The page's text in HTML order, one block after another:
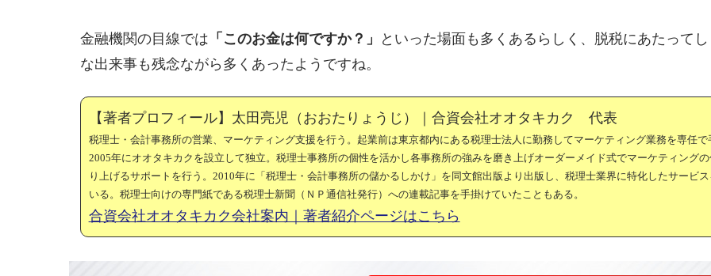
金融機関の目線では 「このお金は何ですか？」
といった場面も多くあるらしく、脱税にあたって
な出来事も残念ながら多くあったようですね。
【著者プロフィール】太田亮児（おおたりょうじ）｜合資会社オオタキカク 代表
税理士・会計事務所の営業、マーケティング支援を行う。起業前は東京都内にある税理士法人に勤務してマーケティング業務を専任で
2005年にオオタキカクを設立して独立。税理士事務所の個性を活かし各事務所の強みを磨き上げオーダーメイド式でマーケティング
り上げるサポートを行う。2010年に「税理士・会計事務所の儲かるしかけ」を同文館出版より出版し、税理士業界に特化したサービ
いる。税理士向けの専門紙である税理士新聞（ＮＰ通信社発行）への連載記事を手掛けていたこともある。
合資会社オオタキカク会社案内｜著者紹介ページはこちら